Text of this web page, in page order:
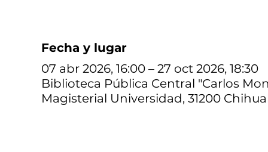
Fecha y lugar
07 abr 2026, 16:00 – 27 oct 2026, 18:30
Biblioteca Pública Central "Carlos
Magisterial Universidad, 31200